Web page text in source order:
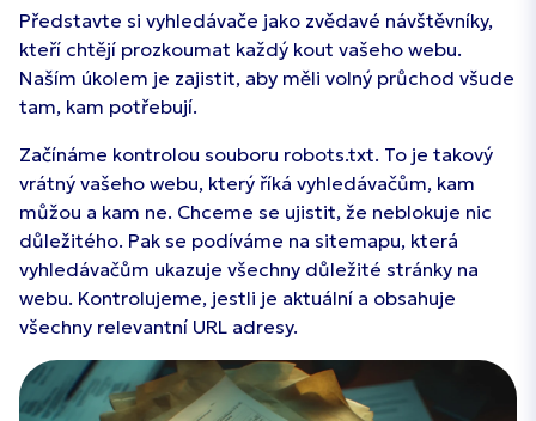
Představte si vyhledávače jako zvědavé návštěvníky,
kteří chtějí prozkoumat každý kout vašeho webu.
Naším úkolem je zajistit, aby měli volný průchod všude
tam, kam potřebují.
Začínáme kontrolou souboru robots.txt. To je takový
vrátný vašeho webu, který říká vyhledávačům, kam
můžou a kam ne. Chceme se ujistit, že neblokuje nic
důležitého. Pak se podíváme na sitemapu, která
vyhledávačům ukazuje všechny důležité stránky na
webu. Kontrolujeme, jestli je aktuální a obsahuje
všechny relevantní URL adresy.